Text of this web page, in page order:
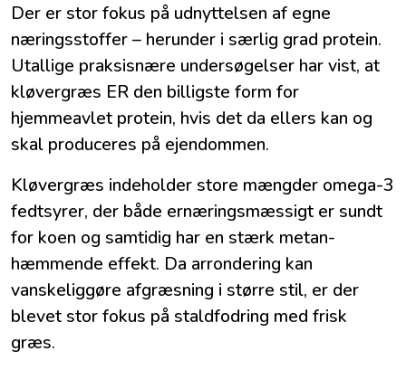
Der er stor fokus på udnyttelsen af egne
næringsstoffer – herunder i særlig grad protein.
Utallige praksisnære undersøgelser har vist, at
kløvergræs ER den billigste form for
hjemmeavlet protein, hvis det da ellers kan og
skal produceres på ejendommen.
Kløvergræs indeholder store mængder omega-3
fedtsyrer, der både ernæringsmæssigt er sundt
for koen og samtidig har en stærk metan-
hæmmende effekt. Da arrondering kan
vanskeliggøre afgræsning i større stil, er der
blevet stor fokus på staldfodring med frisk
græs.